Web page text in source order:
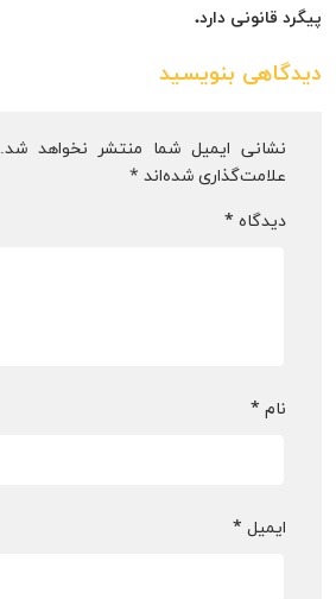
پیگرد قانونی دارد.
دیدگاهی بنویسید
نشانی ایمیل شما منتشر نخواهد شد.
علامت‌گذاری شده‌اند *
دیدگاه *
نام *
ایمیل *